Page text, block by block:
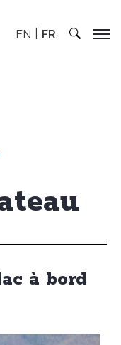
FR
EN
à bord